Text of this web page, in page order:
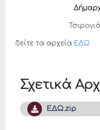
Σχετικά
ΕΔΩ.zip
δείτε τα αρχεία ΕΔΩ